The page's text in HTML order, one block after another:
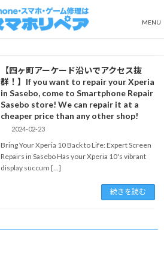
【四ヶ町アーケード沿いでアクセス抜
群！】If you want to repair your Xperia
in Sasebo, come to Smartphone Repair
Sasebo store! We can repair it at a
cheaper price than any other shop!
2024-02-23
Bring Your Xperia 10 Back to Life: Expert Screen
Repairs in Sasebo Has your Xperia 10's vibrant
display succum […]
続きを読む
MENU